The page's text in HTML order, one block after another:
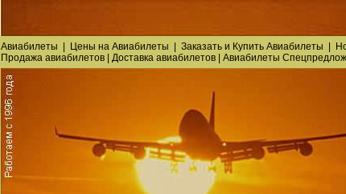
Авиабилеты Цены на Авиабилеты Заказатьи Купить Авиабилеты
Продажа авиабилетов| Доставка авиабилетов| Авиабилеты